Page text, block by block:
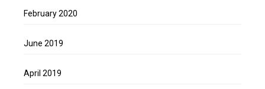
February 2020
June 2019
April 2019